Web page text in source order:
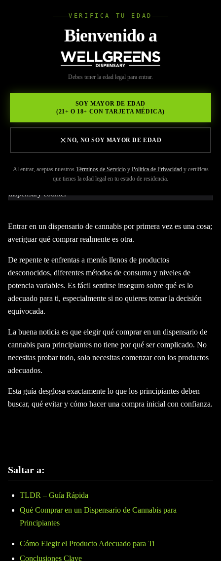
VERIFICA TU EDAD
Bienvenido a
Debes tener la edad legal para entrar.
SOY MAYOR DE EDAD
(21+ O 18+ CON TARJETA MÉDICA)
NO, NO SOY MAYOR DE EDAD
Al entrar, aceptas nuestros Términos de Servicio y Política de Privacidad y certificas
que tienes la edad legal en tu estado de residencia.
Volver a Recursos
Qué comprar en un
dispensario de cannabis
para principiantes
Entrar en un dispensario de cannabis por primera vez es una cosa;
averiguar qué comprar realmente es otra.
De repente te enfrentas a menús llenos de productos
desconocidos, diferentes métodos de consumo y niveles de
potencia variables. Es fácil sentirse inseguro sobre qué es lo
adecuado para ti, especialmente si no quieres tomar la decisión
equivocada.
La buena noticia es que elegir qué comprar en un dispensario de
cannabis para principiantes no tiene por qué ser complicado. No
necesitas probar todo, solo necesitas comenzar con los productos
adecuados.
Esta guía desglosa exactamente lo que los principiantes deben
buscar, qué evitar y cómo hacer una compra inicial con confianza.
Saltar a:
TLDR – Guía Rápida
Qué Comprar en un Dispensario de Cannabis para
Principiantes
Cómo Elegir el Producto Adecuado para Ti
Conclusiones Clave